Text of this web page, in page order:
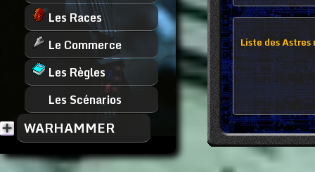
Les Races
Le Commerce
Les Règles
Les Scénarios
WARHAMMER
Liste des